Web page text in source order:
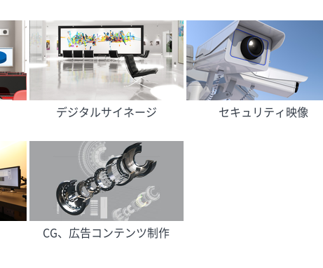
デジタルサイネージ セキュリティ映像
CG、広告コンテンツ制作